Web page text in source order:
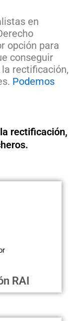
en
opción para
conseguir
rectificación,
Podemos
rectificación,
RAI